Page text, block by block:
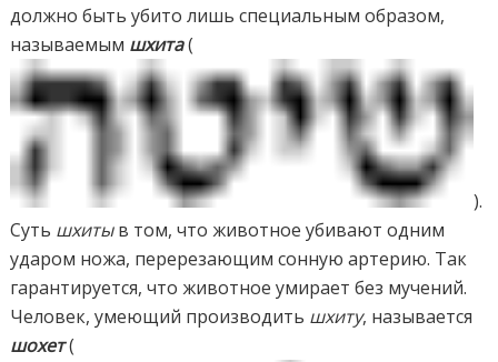
должно быть убито лишь специальным образом,
называемым шхита(
).
Суть шхитыв том, что животное убивают одним
ударом ножа, перерезающим сонную артерию. Так
гарантируется, что животное умирает без мучений.
Человек, умеющий производить шхиту, называется
шохет(